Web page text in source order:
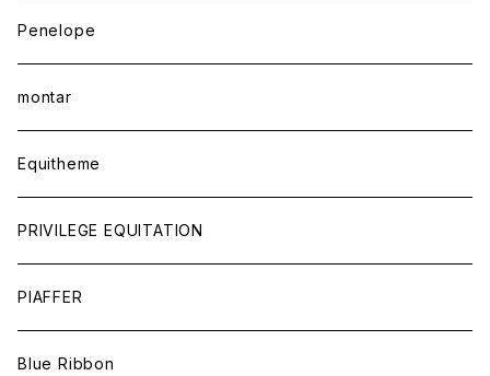
Penelope
montar
Equitheme
PRIVILEGE EQUITATION
PIAFFER
Blue Ribbon